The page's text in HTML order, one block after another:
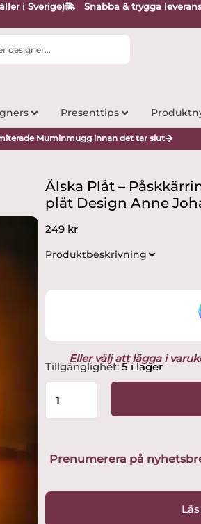
i Sverige) Snabba & trygga
Presenttips
Muminmugg innan det tar slut
Älska Plåt –
plåt Design Anne
249 kr
Produktbeskrivning
Eller välj att lägga i
Tillgänglighet: 5 i lager
Älska
Plåt
Påskkärringen
Kv-
Prenumerera på